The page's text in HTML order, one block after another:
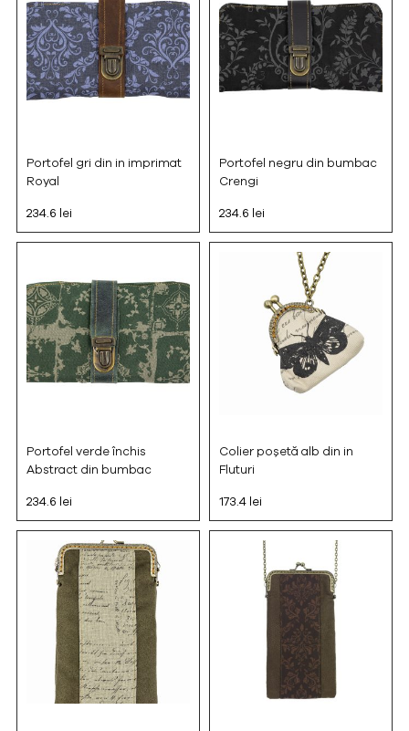
Portofel gri din in imprimat
Royal
234.6 lei
Portofel negru din bumbac
Crengi
234.6 lei
Portofel verde închis
Abstract din bumbac
234.6 lei
Colier poșetă alb din in
Fluturi
173.4 lei